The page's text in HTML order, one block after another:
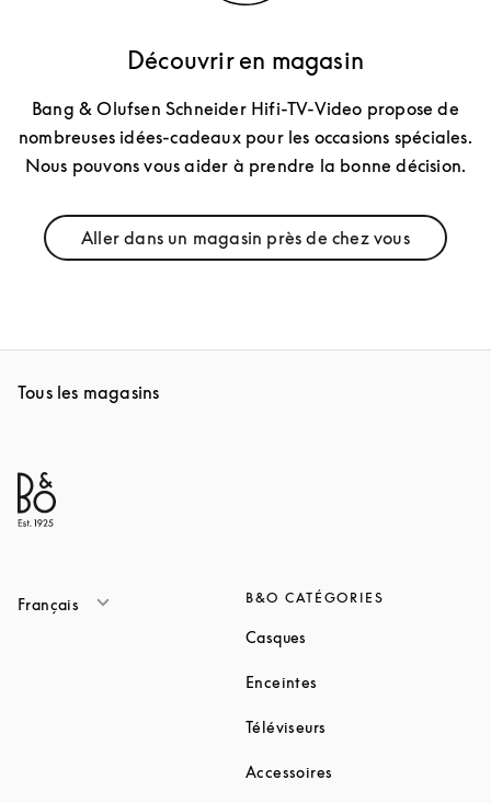
Découvrir en magasin
Bang & Olufsen Schneider Hifi-TV-Video propose de
nombreuses idées-cadeaux pour les occasions spéciales.
Nous pouvons vous aider à prendre la bonne décision.
Aller dans un magasin près de chez vous
Link Opens in New Tab
Tous les magasins
Français B&O CATÉGORIES
Casques
Enceintes
Téléviseurs
Accessoires